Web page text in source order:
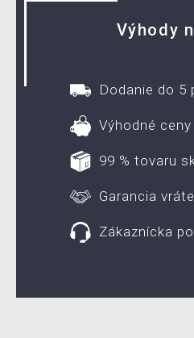
Výhody
Dodanie do 5
Výhodné ceny
99 % tovaru
Garancia
Zákaznícka